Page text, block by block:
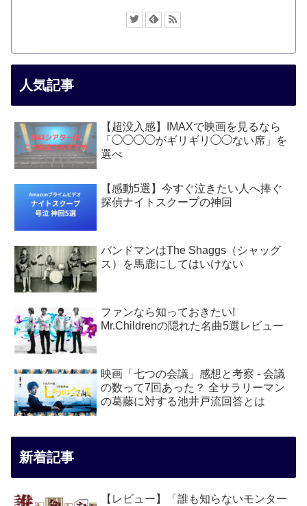
人気記事
【超没入感】IMAXで映画を見るなら
「◯◯◯◯がギリギリ◯◯ない席」を
選べ
【感動5選】今すぐ泣きたい人へ捧ぐ
探偵ナイトスクープの神回
バンドマンはThe Shaggs（シャッグ
ス）を馬鹿にしてはいけない
ファンなら知っておきたい!
Mr.Childrenの隠れた名曲5選レビュー
映画「七つの会議」感想と考察 - 会議
の数って7回あった？ 全サラリーマン
の葛藤に対する池井戸流回答とは
新着記事
【レビュー】「誰も知らないモンター